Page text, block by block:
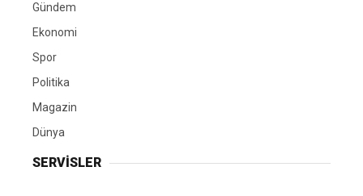
Gündem
Ekonomi
Spor
Politika
Magazin
Dünya
SERVİSLER